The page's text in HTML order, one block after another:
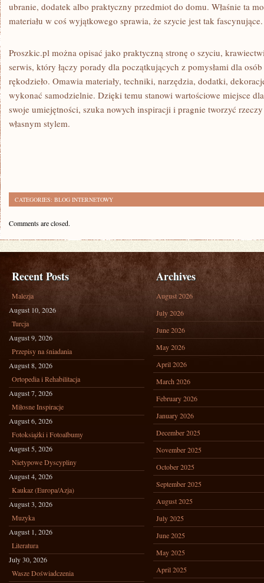
ubranie, dodatek albo praktyczny przedmiot do domu. Właśnie ta
materiału w coś wyjątkowego sprawia, że szycie jest tak fascynujące.
Proszkic.pl można opisać jako praktyczną stronę o szyciu,
serwis, który łączy porady dla początkujących z pomysłami dla
rękodzieło. Omawia materiały, techniki, narzędzia, dodatki,
wykonać samodzielnie. Dzięki temu stanowi wartościowe miejsce
swoje umiejętności, szuka nowych inspiracji i pragnie tworzyć
własnym stylem.
CATEGORIES: BLOG INTERNETOWY
Comments are closed.
Recent Posts
Malezja
August 10, 2026
Turcja
August 9, 2026
Przepisy na śniadania
August 8, 2026
Ortopedia i Rehabilitacja
August 7, 2026
Miłosne Inspiracje
August 6, 2026
Fotoksiążki i Fotoalbumy
August 5, 2026
Nietypowe Dyscypliny
August 4, 2026
Kaukaz (Europa/Azja)
August 3, 2026
Muzyka
August 1, 2026
Literatura
July 30, 2026
Wasze Doświadczenia
Archives
August 2026
July 2026
June 2026
May 2026
April 2026
March 2026
February 2026
January 2026
December 2025
November 2025
October 2025
September 2025
August 2025
July 2025
June 2025
May 2025
April 2025